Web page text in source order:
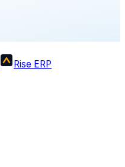
Rise ERP